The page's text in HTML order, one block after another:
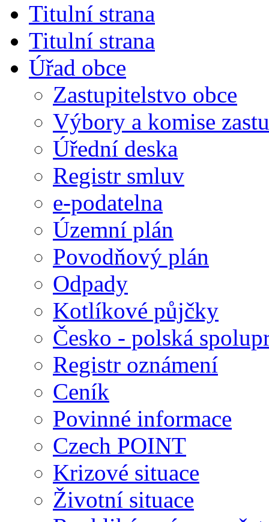
Titulní strana
Titulní strana
Úřad obce
Zastupitelstvo obce
Výbory a komise
Úřední deska
Registr smluv
e-podatelna
Územní plán
Povodňový plán
Odpady
Kotlíkové půjčky
Česko - polská
Registr oznámení
Ceník
Povinné informace
Czech POINT
Krizové situace
Životní situace